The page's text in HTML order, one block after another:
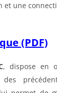
et une
(PDF)
, dispose en
des